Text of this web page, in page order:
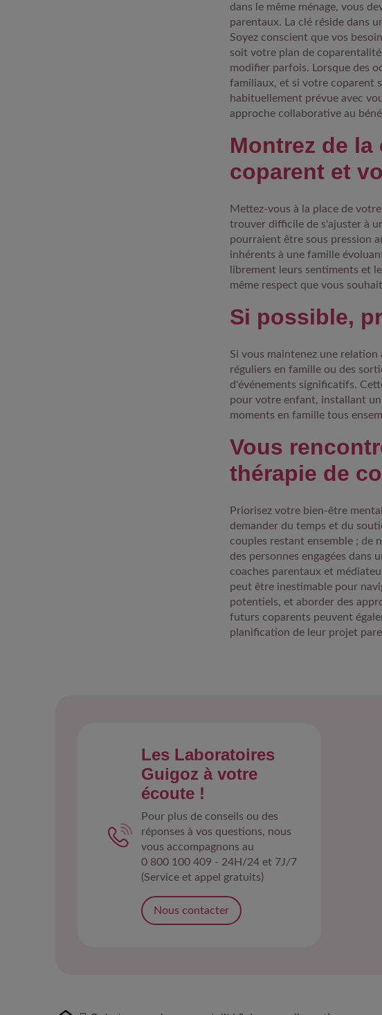
dans le même ménage, vous
parentaux. La clé réside dans
Soyez conscient que vos
soit votre plan de
modifier parfois. Lorsque des
familiaux, et si votre coparent
habituellement prévue avec
approche collaborative au
Montrez de
coparent et
Mettez-vous à la place de
trouver difficile de s'ajuster à
pourraient être sous pression
inhérents à une famille
librement leurs sentiments et
même respect que vous
Si possible,
Si vous maintenez une
réguliers en famille ou des
d'événements significatifs.
pour votre enfant, installant
moments en famille tous
Vous
thérapie de
Priorisez votre bien-être
demander du temps et du
couples restant ensemble ; de
des personnes engagées
coaches parentaux et
peut être inestimable pour
potentiels, et aborder des
futurs coparents peuvent
planification de leur projet
Les Laboratoires
Guigoz à votre
écoute !
Pour plus de conseils ou des
réponses à vos questions, nous
vous accompagnons au
0 800 100 409 - 24H/24 et 7J/7
(Service et appel gratuits)
Nous contacter